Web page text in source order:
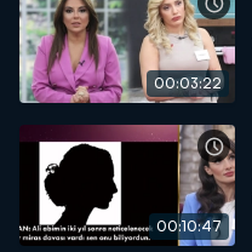
00:03:22
00:10:47